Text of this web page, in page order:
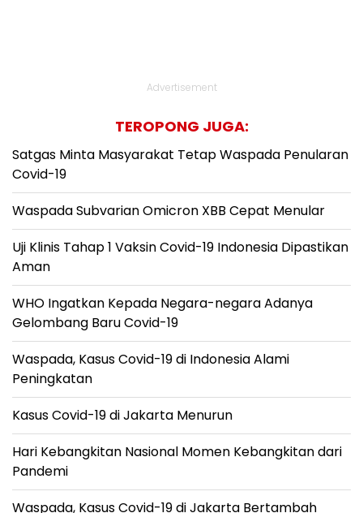
Advertisement
TEROPONG JUGA:
Satgas Minta Masyarakat Tetap Waspada Penularan
Covid-19
Waspada Subvarian Omicron XBB Cepat Menular
Uji Klinis Tahap 1 Vaksin Covid-19 Indonesia Dipastikan
Aman
WHO Ingatkan Kepada Negara-negara Adanya
Gelombang Baru Covid-19
Waspada, Kasus Covid-19 di Indonesia Alami
Peningkatan
Kasus Covid-19 di Jakarta Menurun
Hari Kebangkitan Nasional Momen Kebangkitan dari
Pandemi
Waspada, Kasus Covid-19 di Jakarta Bertambah